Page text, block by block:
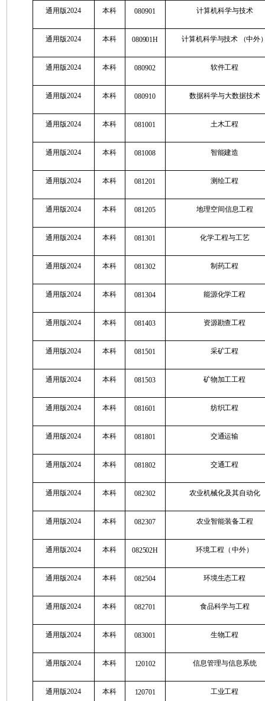
通用版2024 本科 080901 计算机科学与技术
通用版2024 本科 080901H 计算机科学与技术 （中外
通用版2024 本科 080902 软件工程
通用版2024 本科 080910 数据科学与大数据技术
通用版2024 本科 081001 土木工程
通用版2024 本科 081008 智能建造
通用版2024 本科 081201 测绘工程
通用版2024 本科 081205 地理空间信息工程
通用版2024 本科 081301 化学工程与工艺
通用版2024 本科 081302 制药工程
通用版2024 本科 081304 能源化学工程
通用版2024 本科 081403 资源勘查工程
通用版2024 本科 081501 采矿工程
通用版2024 本科 081503 矿物加工工程
通用版2024 本科 081601 纺织工程
通用版2024 本科 081801 交通运输
通用版2024 本科 081802 交通工程
通用版2024 本科 082302 农业机械化及其自动化
通用版2024 本科 082307 农业智能装备工程
通用版2024 本科 082502H 环境工程（中外）
通用版2024 本科 082504 环境生态工程
通用版2024 本科 082701 食品科学与工程
通用版2024 本科 083001 生物工程
通用版2024 本科 120102 信息管理与信息系统
通用版2024 本科 120701 工业工程